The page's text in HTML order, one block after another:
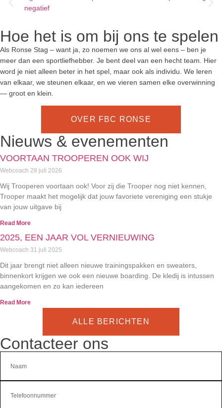
Hoe het is om bij ons te spelen
Als Ronse Stag – want ja, zo noemen we ons al wel eens – ben je
meer dan een sportliefhebber. Je bent deel van een hecht team. Hier
word je niet alleen beter in het spel, maar ook als individu. We leren
van elkaar, we steunen elkaar, en we vieren samen elke overwinning
— groot en klein.
OVER FBC RONSE
Nieuws & evenementen
VOORTAAN TROOPEREN OOK WIJ
Webcoach 28 juli 2026
Wij Trooperen voortaan ook! Voor zij die Trooper nog niet kennen,
Trooper maakt het mogelijk dat jouw favoriete vereniging een stukje
van jouw uitgave bij
Read More
2025, EEN JAAR VOL VERNIEUWING
Webcoach 31 juli 2025
Dit jaar brengt niet alleen nieuwe trainingspakken en sweaters,
binnenkort krijgen we ook een nieuwe boarding. De kledij is intussen
aangekomen en zo kan iedereen
Read More
ALLE BERICHTEN
Contacteer ons